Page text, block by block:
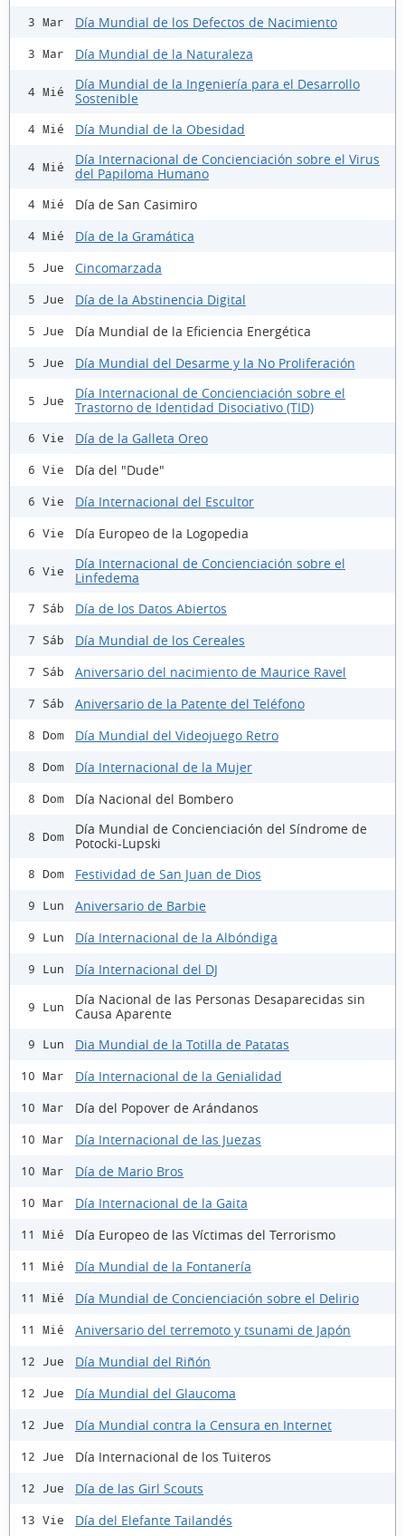
3 Mar Día Mundial de los Defectos de Nacimiento
3 Mar Día Mundial de la Naturaleza
4 Mié
Día Mundial de la Ingeniería para el Desarrollo
Sostenible
4 Mié Día Mundial de la Obesidad
4 Mié
Día Internacional de Concienciación sobre el Virus
del Papiloma Humano
4 Mié Día de San Casimiro
4 Mié Día de la Gramática
5 Jue Cincomarzada
5 Jue Día de la Abstinencia Digital
5 Jue Día Mundial de la Eficiencia Energética
5 Jue Día Mundial del Desarme y la No Proliferación
5 Jue
Día Internacional de Concienciación sobre el
Trastorno de Identidad Disociativo (TID)
6 Vie Día de la Galleta Oreo
6 Vie Día del "Dude"
6 Vie Día Internacional del Escultor
6 Vie Día Europeo de la Logopedia
6 Vie
Día Internacional de Concienciación sobre el
Linfedema
7 Sáb Día de los Datos Abiertos
7 Sáb Día Mundial de los Cereales
7 Sáb Aniversario del nacimiento de Maurice Ravel
7 Sáb Aniversario de la Patente del Teléfono
8 Dom Día Mundial del Videojuego Retro
8 Dom Día Internacional de la Mujer
8 Dom Día Nacional del Bombero
8 Dom
Día Mundial de Concienciación del Síndrome de
Potocki-Lupski
8 Dom Festividad de San Juan de Dios
9 Lun Aniversario de Barbie
9 Lun Día Internacional de la Albóndiga
9 Lun Día Internacional del DJ
9 Lun
Día Nacional de las Personas Desaparecidas sin
Causa Aparente
9 Lun Dia Mundial de la Totilla de Patatas
10 Mar Día Internacional de la Genialidad
10 Mar Día del Popover de Arándanos
10 Mar Día Internacional de las Juezas
10 Mar Día de Mario Bros
10 Mar Día Internacional de la Gaita
11 Mié Día Europeo de las Víctimas del Terrorismo
11 Mié Día Mundial de la Fontanería
11 Mié Día Mundial de Concienciación sobre el Delirio
11 Mié Aniversario del terremoto y tsunami de Japón
12 Jue Día Mundial del Riñón
12 Jue Día Mundial del Glaucoma
12 Jue Día Mundial contra la Censura en Internet
12 Jue Día Internacional de los Tuiteros
12 Jue Día de las Girl Scouts
13 Vie Día del Elefante Tailandés